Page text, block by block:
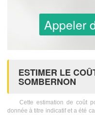
Appeler
ESTIMER LE
SOMBERNON
Cette estimation de coût
donnée à titre indicatif et a été